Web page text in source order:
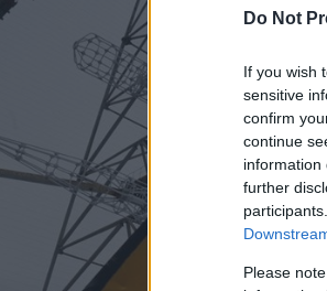
Do Not
If you wish
sensitive
confirm
continue
information
further
Please